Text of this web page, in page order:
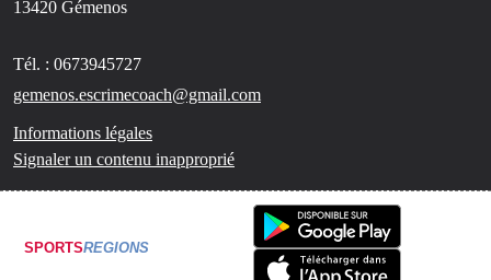
13420 Gémenos
Tél. : 0673945727
gemenos.escrimecoach@gmail.com
Informations légales
Signaler un contenu inapproprié
SPORTSREGIONS